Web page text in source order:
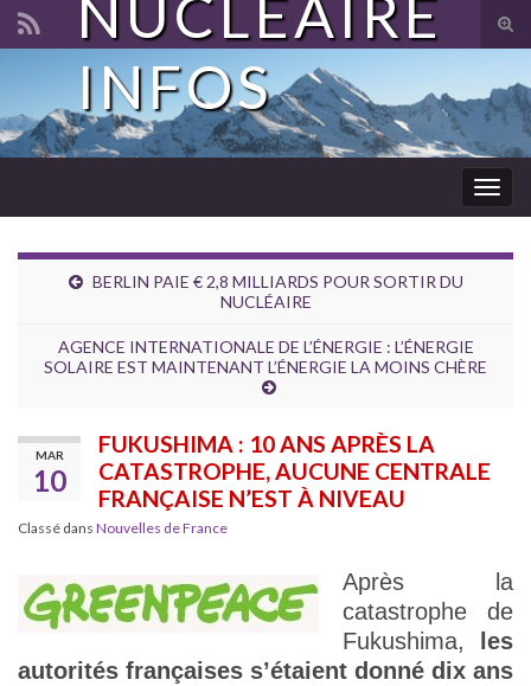
Search for:
NUCLÉAIRE
INFOS
BERLIN PAIE € 2,8 MILLIARDS POUR SORTIR DU
NUCLÉAIRE
AGENCE INTERNATIONALE DE L’ÉNERGIE : L’ÉNERGIE
SOLAIRE EST MAINTENANT L’ÉNERGIE LA MOINS CHÈRE
MAR
10
FUKUSHIMA : 10 ANS APRÈS LA
CATASTROPHE, AUCUNE CENTRALE
FRANÇAISE N’EST À NIVEAU
Classé dans Nouvelles de France
Après la
catastrophe de
Fukushima,
les
autorités françaises s’étaient donné dix ans